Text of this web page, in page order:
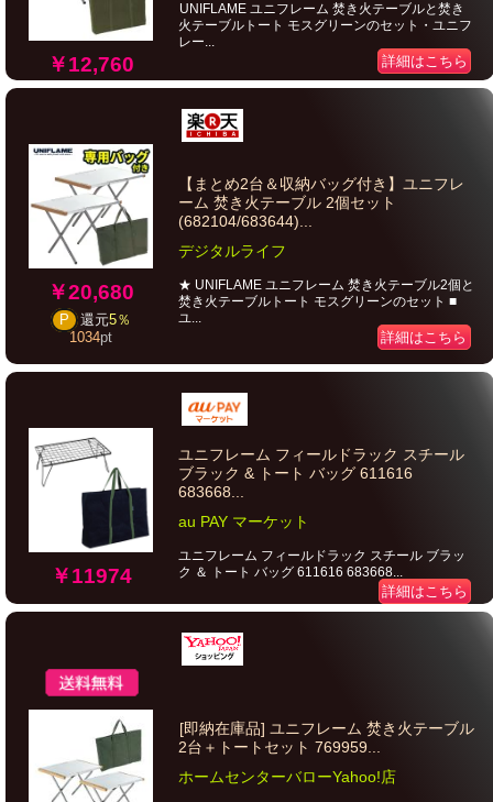
￥12,760
UNIFLAME ユニフレーム 焚き火テーブルと焚き
火テーブルトート モスグリーンのセット・ユニフ
レー...
詳細はこちら
￥20,680
P 還元5％
1034pt
【まとめ2台＆収納バッグ付き】ユニフレ
ーム 焚き火テーブル 2個セット
(682104/683644)...
デジタルライフ
★ UNIFLAME ユニフレーム 焚き火テーブル2個と
焚き火テーブルトート モスグリーンのセット ■
ユ...
詳細はこちら
￥11974
ユニフレーム フィールドラック スチール
ブラック & トート バッグ 611616
683668...
au PAY マーケット
ユニフレーム フィールドラック スチール ブラッ
ク ＆ トート バッグ 611616 683668...
詳細はこちら
[即納在庫品] ユニフレーム 焚き火テーブル
2台＋トートセット 769959...
ホームセンターバローYahoo!店